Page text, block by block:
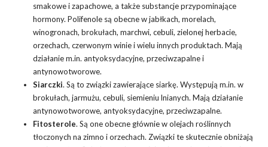
smakowe i zapachowe, a także substancje przypominające
hormony. Polifenole są obecne w jabłkach, morelach,
winogronach, brokułach, marchwi, cebuli, zielonej herbacie,
orzechach, czerwonym winie i wielu innych produktach. Mają
działanie m.in. antyoksydacyjne, przeciwzapalne i
antynowotworowe.
Siarczki. Są to związki zawierające siarkę. Występują m.in. w
brokułach, jarmużu, cebuli, siemieniu lnianych. Mają działanie
antynowotworowe, antyoksydacyjne, przeciwzapalne.
Fitosterole. Są one obecne głównie w olejach roślinnych
tłoczonych na zimno i orzechach. Związki te skutecznie obniżają